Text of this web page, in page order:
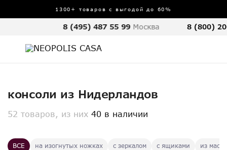
1300+ товаров с выгодой до 60%
8 (495) 487 55 99 Москва 8 (800)
консоли из Нидерландов
52 товаров, из них 40 в наличии
ВСЕ на изогнутых ножках с зеркалом с ящиками из